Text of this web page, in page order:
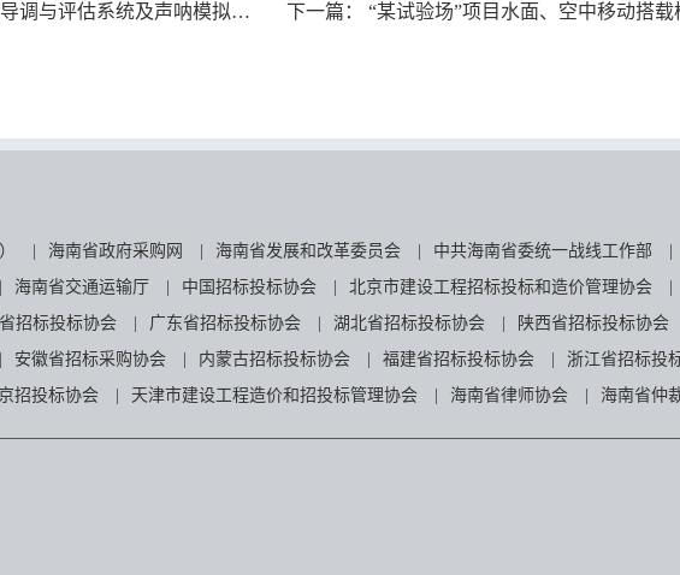
与评估系统及声呐模拟平台 下一篇： “某试验场”项目水面、空中移动搭载
海南省政府采购网 海南省发展和改革委员会 中共海南省委统一战线工作部
海南省交通运输厅 中国招标投标协会 北京市建设工程招标投标和造价管理协会
招标投标协会 广东省招标投标协会 湖北省招标投标协会 陕西省招标投标协会
安徽省招标采购协会 内蒙古招标投标协会 福建省招标投标协会 浙江省招标投
招投标协会 天津市建设工程造价和招投标管理协会 海南省律师协会 海南省仲